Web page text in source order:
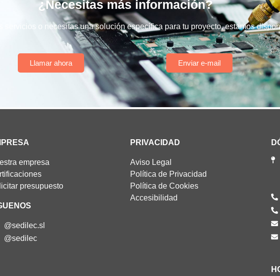
¿Necesitas más información?
servicios o necesitas una solución específica para tu proyecto, estamos
Llamar ahora Enviar e-mail
empresa
presupuesto
@sedilec.sl
@sedilec
PRIVACIDAD
Aviso Legal
Política de Privacidad
Política de Cookies
Accesibilidad